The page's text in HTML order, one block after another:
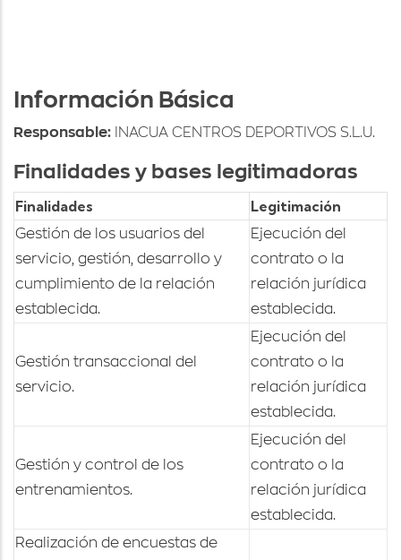
Información Básica
Responsable: INACUA CENTROS DEPORTIVOS S.L.U.
Finalidades y bases legitimadoras
Finalidades Legitimación
Gestión de los usuarios del
servicio, gestión, desarrollo y
cumplimiento de la relación
establecida.
Ejecución del
contrato o la
relación jurídica
establecida.
Gestión transaccional del
servicio.
Ejecución del
contrato o la
relación jurídica
establecida.
Gestión y control de los
entrenamientos.
Ejecución del
contrato o la
relación jurídica
establecida.
Realización de encuestas de